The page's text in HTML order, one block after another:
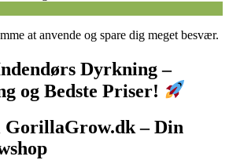
at anvende og spare dig meget besvær.
Dyrkning –
og Bedste Priser!
GorillaGrow.dk – Din